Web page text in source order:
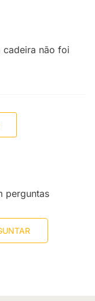
cadeira não foi
perguntas